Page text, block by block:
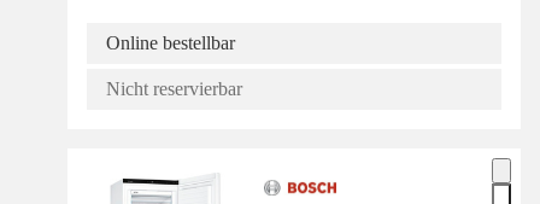
Online bestellbar
Nicht reservierbar